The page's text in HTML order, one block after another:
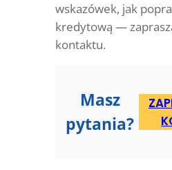
wskazówek, jak
kredytową —
kontaktu.
Masz
pytania?